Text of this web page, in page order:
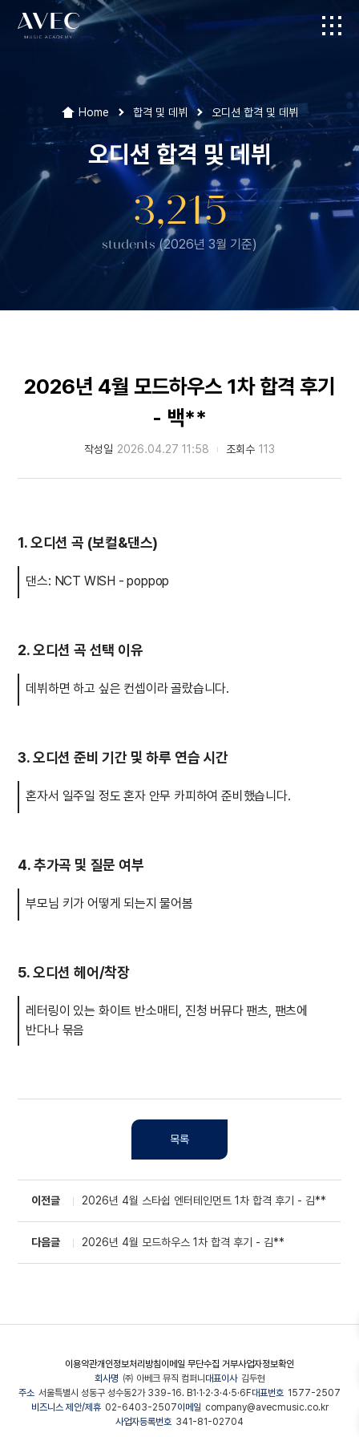
Home 합격 및 데뷔 오디션 합격 및 데뷔
오디션 합격 및 데뷔
3,215
students (2026년 3월 기준)
2026년 4월 모드하우스 1차 합격 후기
- 백**
작성일 2026.04.27 11:58 조회수 113
1. 오디션 곡 (보컬&댄스)
댄스: NCT WISH - poppop
2. 오디션 곡 선택 이유
데뷔하면 하고 싶은 컨셉이라 골랐습니다.
3. 오디션 준비 기간 및 하루 연습 시간
혼자서 일주일 정도 혼자 안무 카피하여 준비했습니다.
4. 추가곡 및 질문 여부
부모님 키가 어떻게 되는지 물어봄
5. 오디션 헤어/착장
레터링이 있는 화이트 반소매티, 진청 버뮤다 팬츠, 팬츠에
반다나 묶음
목록
이전글 2026년 4월 스타쉽 엔터테인먼트 1차 합격 후기 - 김**
다음글 2026년 4월 모드하우스 1차 합격 후기 - 김**
이용약관개인정보처리방침이메일 무단수집 거부사업자정보확인
회사명 ㈜ 아베크 뮤직 컴퍼니 대표이사 김두현
주소 서울특별시 성동구 성수동2가 339-16. B1·1·2·3·4·5·6F대표번호 1577-2507
비즈니스 제안/제휴 02-6403-2507이메일 company@avecmusic.co.kr
사업자등록번호 341-81-02704